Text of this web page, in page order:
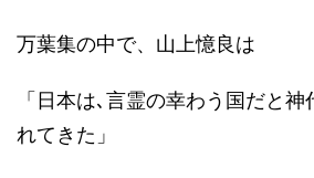
万葉集の中で、山上憶良は
「日本は､言霊の幸わう国だと
れてきた」